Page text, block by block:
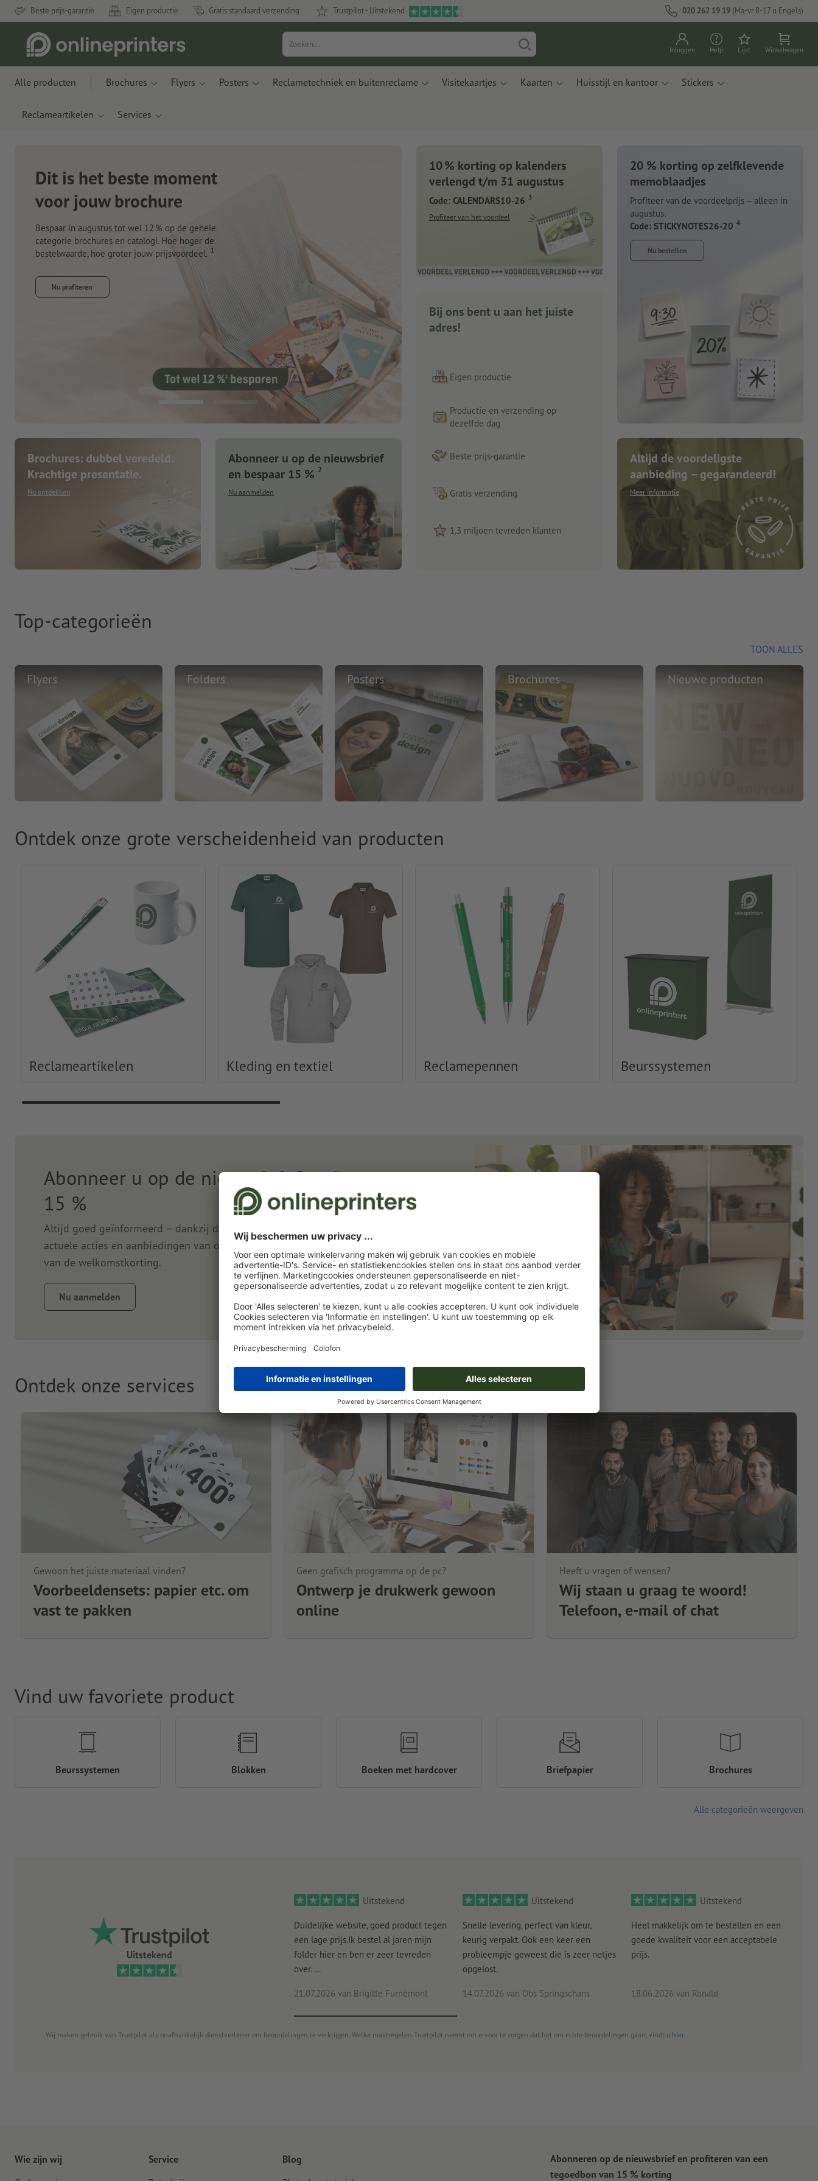
Beste prijs-garantie Eigen productie Gratis standaard verzending Trustpilot - Uitstekend 020 262 19 19 (Ma-vr 8-17 u Engels)
Inloggen Help Lijst Winkelwagen
Alle producten Brochures Flyers Posters Reclametechniek en buitenreclame Visitekaartjes Kaarten Huisstijl en kantoor Stickers
Reclameartikelen Services
Nieuwe notitieboeken
Met innovatieve materialen gemaakt van appelresten
Nu bestellen
Brochures: dubbel veredeld.
Krachtige presentatie.
Nu ontdekken
Abonneer u op de nieuwsbrief
en bespaar 15 % 2
Nu aanmelden
10 % korting op kalenders
verlengd t/m 31 augustus
Code: CALENDARS10-26 3
Profiteer van het voordeel
Bij ons bent u aan het juiste
adres!
Eigen productie
Productie en verzending op
dezelfde dag
Beste prijs-garantie
Gratis verzending
1,3 miljoen tevreden klanten
20 % korting op zelfklevende
memoblaadjes
Profiteer van de voordeelprijs – alleen in
augustus.
Code: STICKYNOTES26-20 4
Nu bestellen
Altijd de voordeligste
aanbieding – gegarandeerd!
Meer informatie
Top-categorieën
TOON ALLES
Flyers Folders Posters Brochures Nieuwe producten
Ontdek onze grote verscheidenheid van producten
Reclameartikelen Kleding en textiel Reclamepennen Beurssystemen
Abonneer u op de nieuwsbrief en bespaar
15 %
Altijd goed geïnformeerd – dankzij de nieuwsbrief. Wij houden u op de hoogte van
actuele acties en aanbiedingen van onze onlinedrukkerij. Abonneer u nu en profiteer
van de welkomstkorting.
Nu aanmelden
Ontdek onze services
Gewoon het juiste materiaal vinden?
Voorbeeldensets: papier etc. om
vast te pakken
Geen grafisch programma op de pc?
Ontwerp je drukwerk gewoon
online
Heeft u vragen of wensen?
Wij staan u graag te woord!
Telefoon, e-mail of chat
Uitstekend
Uitstekend
Duidelijke website, goed product tegen
een lage prijs.Ik bestel al jaren mijn
folder hier en ben er zeer tevreden
over. ...
21.07.2026 van Brigitte Furnèmont
Uitstekend
Snelle levering, perfect van kleur,
keurig verpakt. Ook een keer een
probleempje geweest die is zeer netjes
opgelost.
14.07.2026 van Obs Springschans
Uitstekend
Heel makkelijk om te bestellen en een
goede kwaliteit voor een acceptabele
prijs.
18.06.2026 van Ronald
Wij maken gebruik van Trustpilot als onafhankelijk dienstverlener om beoordelingen te verkrijgen. Welke maatregelen Trustpilot neemt om ervoor te zorgen dat het om echte beoordelingen gaan, vindt u hier.
Vind uw favoriete product
Beurssystemen Blokken Boeken met hardcover Briefpapier Brochures
Alle categorieën weergeven
Wie zijn wij Service Blog
Abonneren op de nieuwsbrief en profiteren van een
tegoedbon van 15 % korting